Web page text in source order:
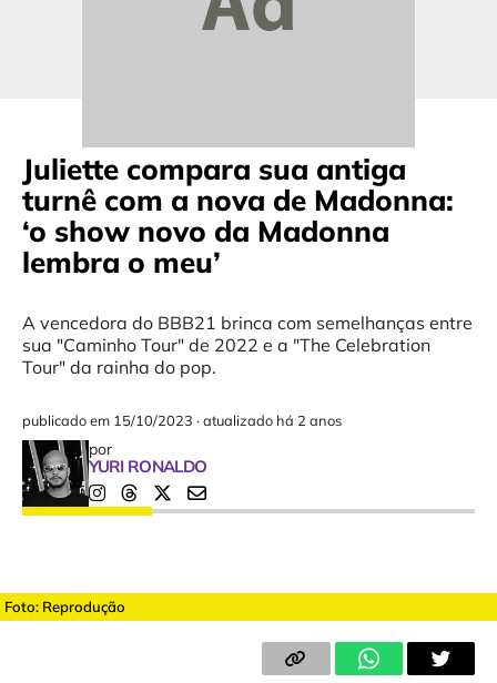
Juliette compara sua antiga
turnê com a nova de Madonna:
‘o show novo da Madonna
lembra o meu’
A vencedora do BBB21 brinca com semelhanças entre
sua "Caminho Tour" de 2022 e a "The Celebration
Tour" da rainha do pop.
publicado em 15/10/2023 ·atualizado há 2 anos
por
YURI RONALDO
Foto: Reprodução